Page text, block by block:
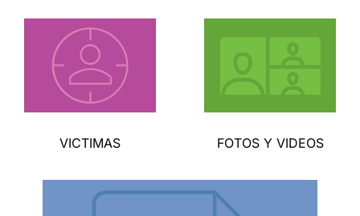
VICTIMAS FOTOS Y VIDEOS